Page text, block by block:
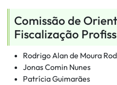
Comissão de
Fiscalização
Rodrigo Alan de Moura
Jonas Comin Nunes
Patrícia Guimarães